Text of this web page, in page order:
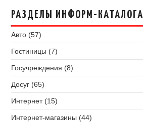
РАЗДЕЛЫ ИНФОРМ-КАТАЛОГА
Авто (57)
Гостиницы (7)
Госучреждения (8)
Досуг (65)
Интернет (15)
Интернет-магазины (44)